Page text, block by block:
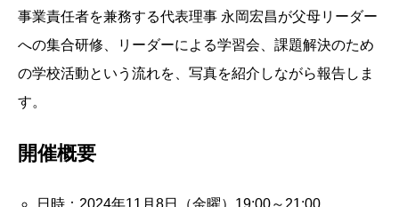
事業責任者を兼務する代表理事 永岡宏昌が父母リーダー
への集合研修、リーダーによる学習会、課題解決のため
の学校活動という流れを、写真を紹介しながら報告しま
す。
開催概要
日時：2024年11月8日（金曜）19:00～21:00